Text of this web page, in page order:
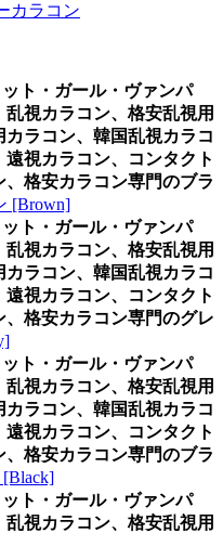
カラコン
ト・ガール・ヴァンパ
視カラコン、格安乱視用
ラコン、韓国乱視カラコ
視カラコン、コンタクト
格安カラコン専門のブラ
[Brown]
ト・ガール・ヴァンパ
視カラコン、格安乱視用
ラコン、韓国乱視カラコ
視カラコン、コンタクト
、格安カラコン専門のグレ
ト・ガール・ヴァンパ
視カラコン、格安乱視用
ラコン、韓国乱視カラコ
視カラコン、コンタクト
格安カラコン専門のブラ
ト・ガール・ヴァンパ
視カラコン、格安乱視用